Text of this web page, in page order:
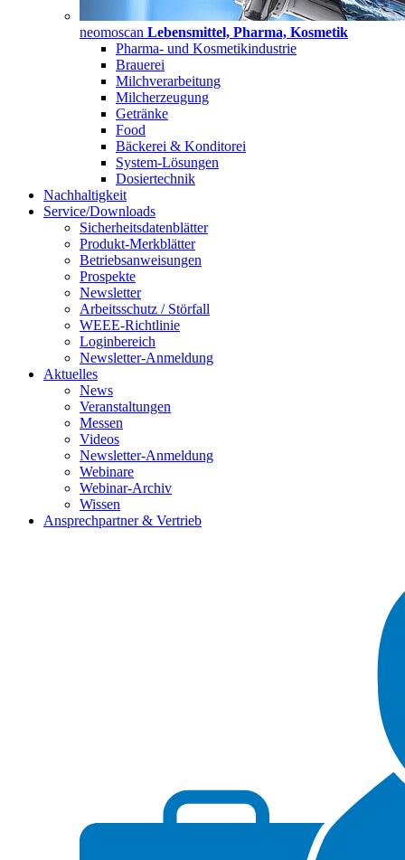
neomoscan Lebensmittel, Pharma, Kosmetik
Pharma- und Kosmetikindustrie
Brauerei
Milchverarbeitung
Milcherzeugung
Getränke
Food
Bäckerei & Konditorei
System-Lösungen
Dosiertechnik
Nachhaltigkeit
Service/Downloads
Sicherheitsdatenblätter
Produkt-Merkblätter
Betriebsanweisungen
Prospekte
Newsletter
Arbeitsschutz / Störfall
WEEE-Richtlinie
Loginbereich
Newsletter-Anmeldung
Aktuelles
News
Veranstaltungen
Messen
Videos
Newsletter-Anmeldung
Webinare
Webinar-Archiv
Wissen
Ansprechpartner & Vertrieb